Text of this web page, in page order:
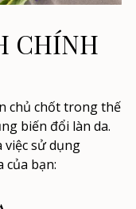
CHÍNH
chủ chốt trong thế
biến đổi làn da.
việc sử dụng
của bạn: